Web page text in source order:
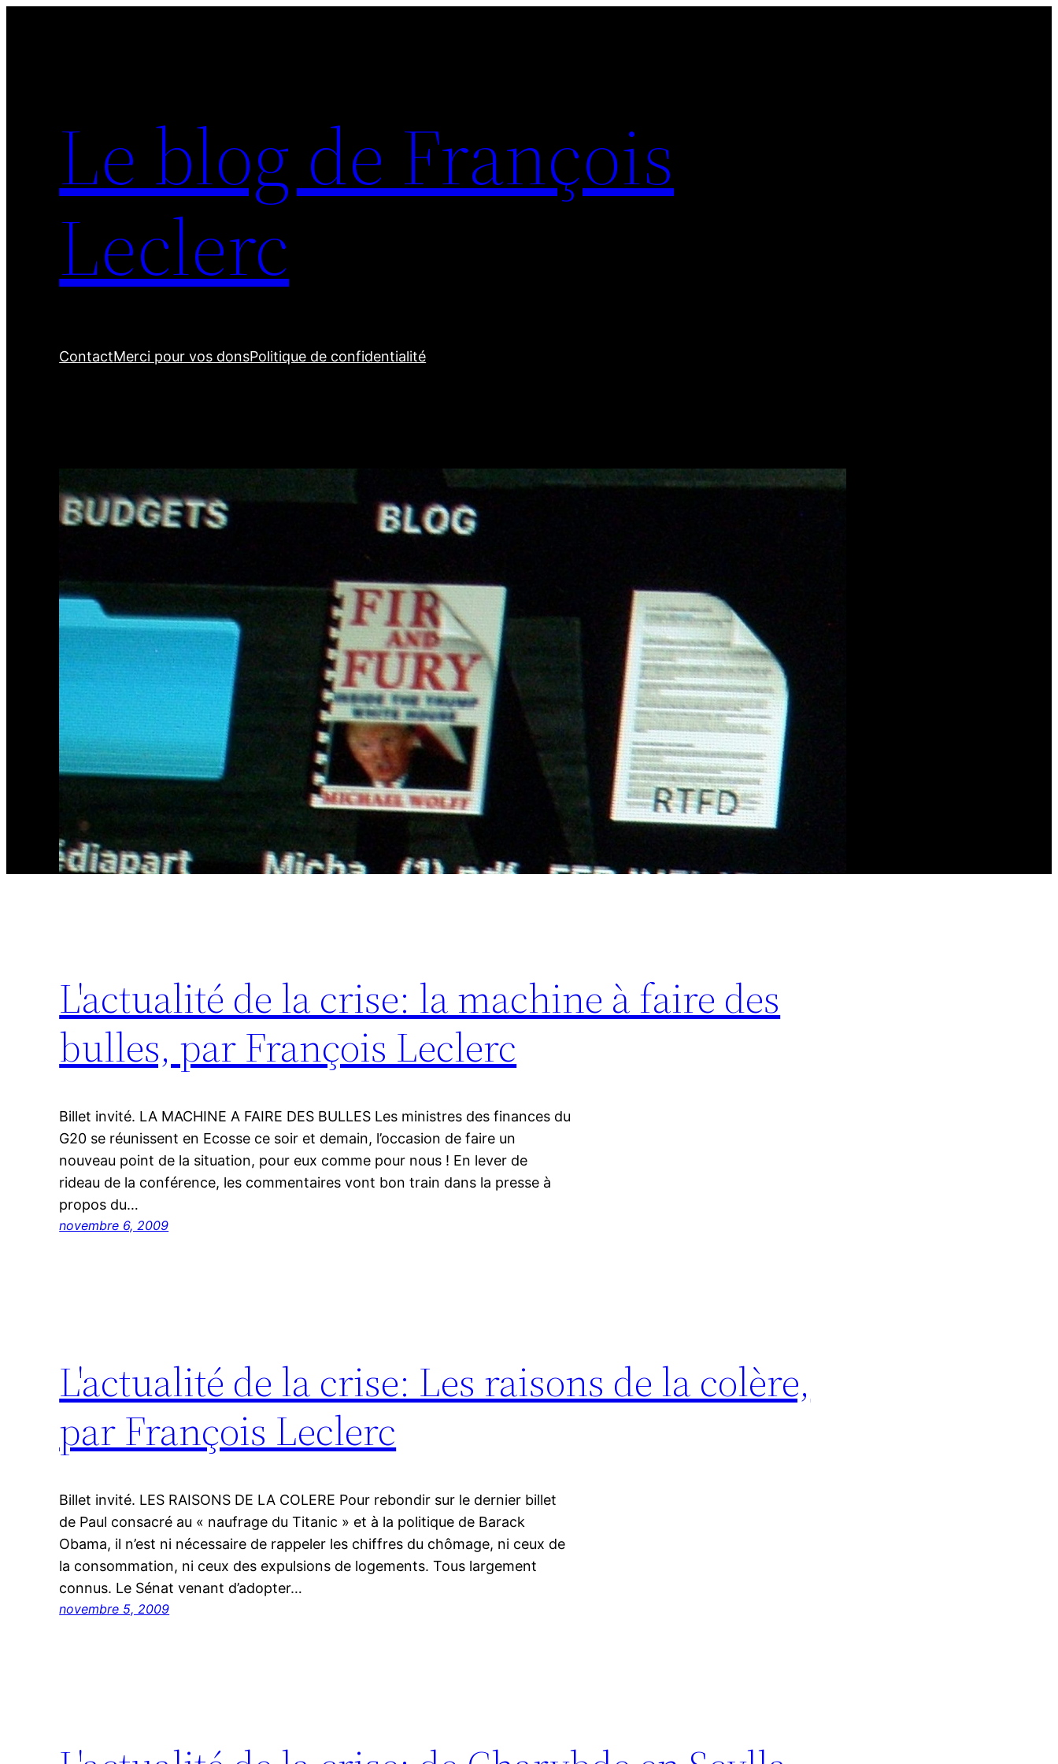
Le blog de François
Leclerc
ContactMerci pour vos donsPolitique de confidentialité
L'actualité de la crise: la machine à faire des
bulles, par François Leclerc
Billet invité. LA MACHINE A FAIRE DES BULLES Les ministres des finances du
G20 se réunissent en Ecosse ce soir et demain, l’occasion de faire un
nouveau point de la situation, pour eux comme pour nous ! En lever de
rideau de la conférence, les commentaires vont bon train dans la presse à
propos du…
novembre 6, 2009
L'actualité de la crise: Les raisons de la colère,
par François Leclerc
Billet invité. LES RAISONS DE LA COLERE Pour rebondir sur le dernier billet
de Paul consacré au « naufrage du Titanic » et à la politique de Barack
Obama, il n’est ni nécessaire de rappeler les chiffres du chômage, ni ceux de
la consommation, ni ceux des expulsions de logements. Tous largement
connus. Le Sénat venant d’adopter…
novembre 5, 2009